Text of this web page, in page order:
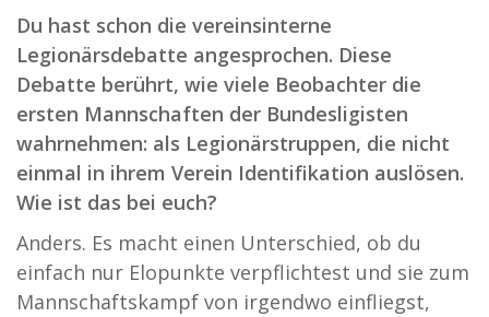
Du hast schon die vereinsinterne
Legionärsdebatte angesprochen. Diese
Debatte berührt, wie viele Beobachter die
ersten Mannschaften der Bundesligisten
wahrnehmen: als Legionärstruppen, die nicht
einmal in ihrem Verein Identifikation auslösen.
Wie ist das bei euch?
Anders. Es macht einen Unterschied, ob du
einfach nur Elopunkte verpflichtest und sie zum
Mannschaftskampf von irgendwo einfliegst,